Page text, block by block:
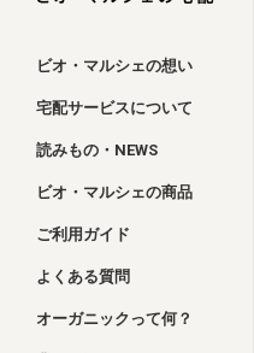
ビオ・マルシェの想い
宅配サービスについて
読みもの・NEWS
ビオ・マルシェの商品
ご利用ガイド
よくある質問
オーガニックって何？